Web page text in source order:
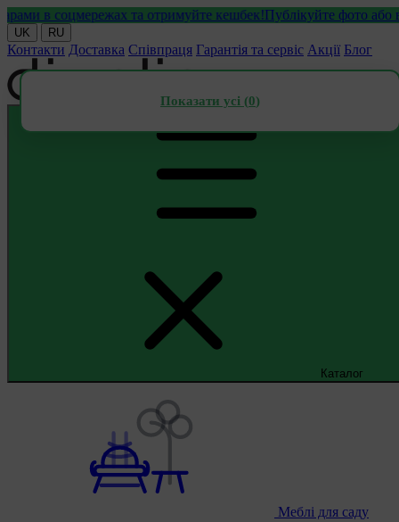
в соцмережах та отримуйте кешбек!Публікуйте фото або
UK RU
Контакти Доставка Співпраця Гарантія та сервіс Акції Блог
Каталог
Меблі для саду
Показати усі (0)